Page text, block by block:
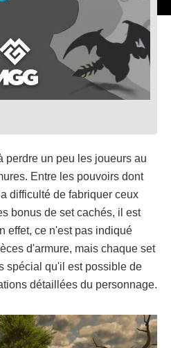
perdre un peu les joueurs au
Entre les pouvoirs dont
difficulté de fabriquer ceux
bonus de set cachés, il est
effet, ce n'est pas indiqué
d'armure, mais chaque set
spécial qu'il est possible de
détaillées du personnage.